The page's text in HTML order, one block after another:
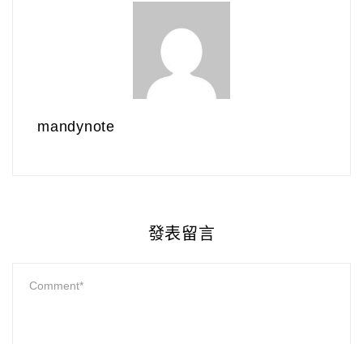
mandynote
發表留言